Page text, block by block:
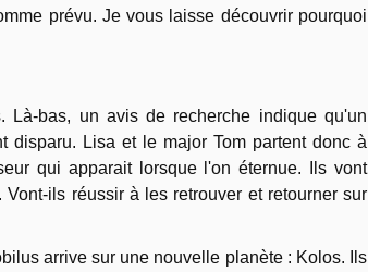
prévu. Je vous laisse découvrir pourquoi
bas, un avis de recherche indique qu'un
disparu. Lisa et le major Tom partent donc à
qui apparait lorsque l'on éternue. Ils vont
ils réussir à les retrouver et retourner sur
arrive sur une nouvelle planète : Kolos. Ils